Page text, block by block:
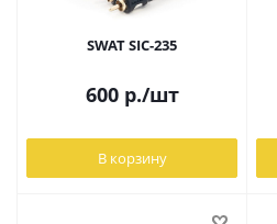
SWAT SIC-235
600р./шт
В корзину